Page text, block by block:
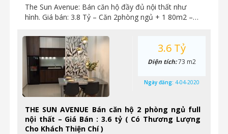
The Sun Avenue: Bán căn hộ đầy đủ nội thất như
hình. Giá bán: 3.8 Tỷ – Căn 2phòng ngủ + 1 80m2 –…
THE SUN AVENUE Bán căn hộ 2 phòng ngủ full
nội thất – Giá Bán : 3.6 tỷ ( Có Thương Lượng
Cho Khách Thiện Chí )
3.6 Tỷ
Diện tích:73 m2
Ngày đăng: 4-04-2020